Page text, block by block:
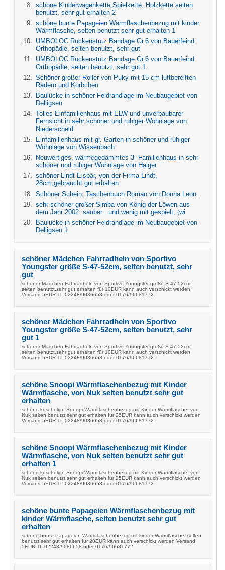
schöne Kinderwagenkette,Spielkette, Holzkette selten
benutzt, sehr gut erhalten 2
schöne bunte Papageien Wärmflaschenbezug mit kinder
Wärmflasche, selten benutzt sehr gut erhalten 1
UMBOLOC Rückenstütz Bandage Gr.6 von Bauerfeind
Orthopädie, selten benutzt, sehr gut
UMBOLOC Rückenstütz Bandage Gr.6 von Bauerfeind
Orthopädie, selten benutzt, sehr gut 1
Schöner großer Roller von Puky mit 15 cm luftbereiften
Rädern und Körbchen
Baulücke in schöner Feldrandlage im Neubaugebiet von
Delligsen
Tolles Einfamilienhaus mit ELW und unverbaubarer
Fernsicht in sehr schöner und ruhiger Wohnlage von
Niederscheld
Einfamilienhaus mit gr. Garten in schöner und ruhiger
Wohnlage von Wissenbach
Neuwertiges, wärmegedämmtes 3- Familienhaus in sehr
schöner und ruhiger Wohnlage von Haiger
schöner Lindt Eisbär, von der Firma Lindt,
28cm,gebraucht gut erhalten
Schöner Schein, Taschenbuch Roman von Donna Leon.
sehr schöner großer Simba von König der Löwen aus
dem Jahr 2002. sauber . und wenig mit gespielt, (wi
Baulücke in schöner Feldrandlage im Neubaugebiet von
Delligsen 1
schöner Mädchen Fahrradheln von Sportivo
Youngster größe S-47-52cm, selten benutzt, sehr
gut
schöner Mädchen Fahrradheln von Sportivo Youngster größe S-47-52cm,
selten benutzt,sehr gut erhalten für 10EUR kann auch verschickt werden
Versand 5EUR TL:02248/9086658 oder 0176/96681772
schöner Mädchen Fahrradheln von Sportivo
Youngster größe S-47-52cm, selten benutzt, sehr
gut 1
schöner Mädchen Fahrradheln von Sportivo Youngster größe S-47-52cm,
selten benutzt,sehr gut erhalten für 10EUR kann auch verschickt werden
Versand 5EUR TL:02248/9086658 oder 0176/96681772
schöne Snoopi Wärmflaschenbezug mit Kinder
Wärmflasche, von Nuk selten benutzt sehr gut
erhalten
schöne kuschelige Snoopi Wärmflaschenbezug mit Kinder Wärmflasche, von
Nuk selten benutzt sehr gut erhalten für 25EUR kann auch verschickt werden
Versand 5EUR TL:02248/9086658 oder 0176/96681772
schöne Snoopi Wärmflaschenbezug mit Kinder
Wärmflasche, von Nuk selten benutzt sehr gut
erhalten 1
schöne kuschelige Snoopi Wärmflaschenbezug mit Kinder Wärmflasche, von
Nuk selten benutzt sehr gut erhalten für 25EUR kann auch verschickt werden
Versand 5EUR TL:02248/9086658 oder 0176/96681772
schöne bunte Papageien Wärmflaschenbezug mit
kinder Wärmflasche, selten benutzt sehr gut
erhalten
schöne bunte Papageien Wärmflaschenbezug mit kinder Wärmflasche, selten
benutzt sehr gut erhalten für 20EUR kann auch verschickt werden Versand
5EUR TL:02248/9086658 oder 0176/96681772